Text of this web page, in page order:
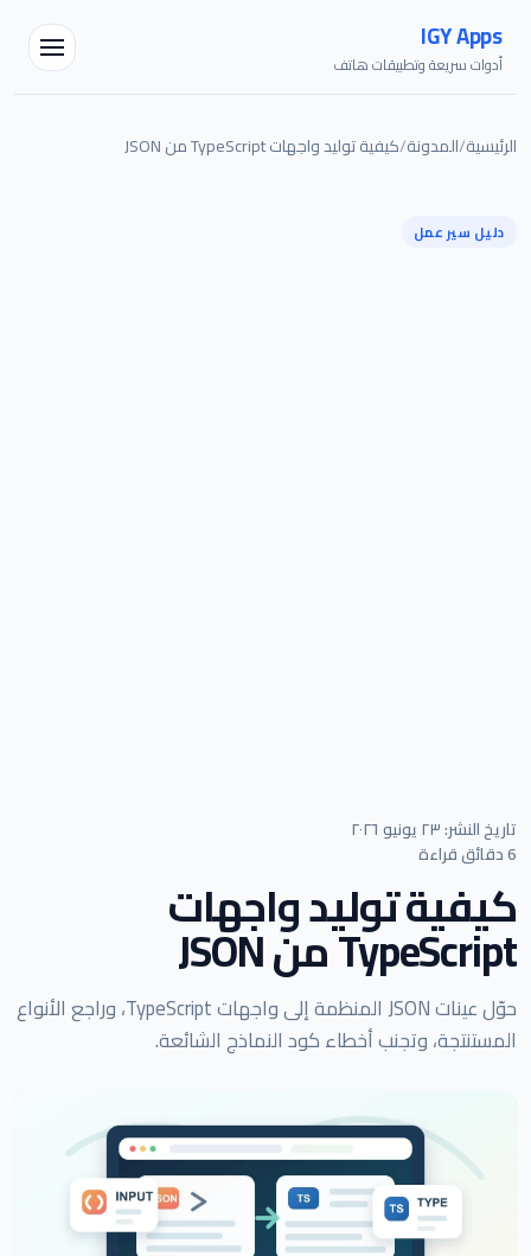
IGY Apps
أدوات سريعة وتطبيقات هاتف
الرئيسية/المدونة/كيفية توليد واجهات TypeScript من JSON
دليل سير عمل
تاريخ النشر: ٢٣ يونيو ٢٠٢٦
6 دقائق قراءة
كيفية توليد واجهات
TypeScript من JSON
حوّل عينات JSON المنظمة إلى واجهات TypeScript، وراجع الأنواع
المستنتجة، وتجنب أخطاء كود النماذج الشائعة.
مساعد IGY